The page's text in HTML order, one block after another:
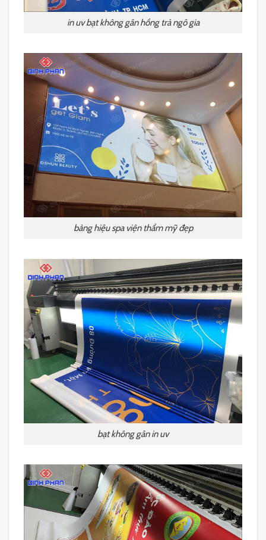
in uv bạt không gân hồng trà ngô gia
bảng hiệu spa viện thẩm mỹ đẹp
bạt không gân in uv